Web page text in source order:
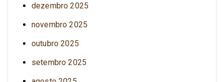
dezembro 2025
novembro 2025
outubro 2025
setembro 2025